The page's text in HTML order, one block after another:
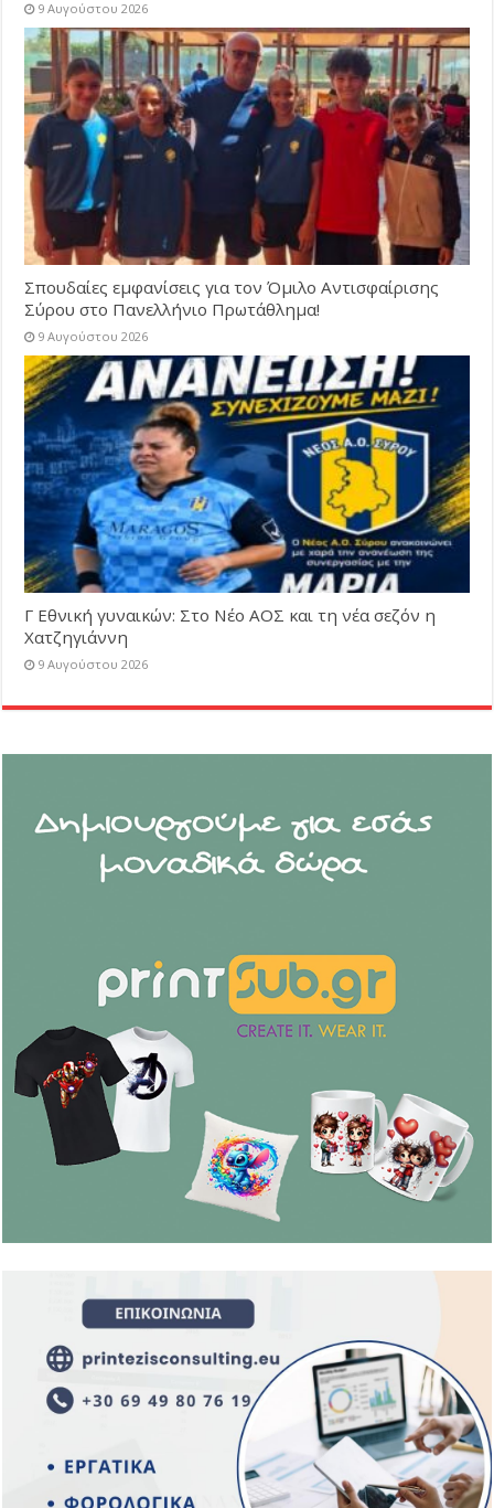
9 Αυγούστου 2026
Σπουδαίες εμφανίσεις για τον Όμιλο Αντισφαίρισης
Σύρου στο Πανελλήνιο Πρωτάθλημα!
9 Αυγούστου 2026
Γ Εθνική γυναικών: Στο Νέο ΑΟΣ και τη νέα σεζόν η
Χατζηγιάννη
9 Αυγούστου 2026